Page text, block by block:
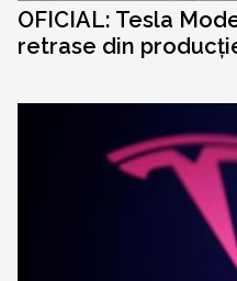
OFICIAL: Tesla
retrase din